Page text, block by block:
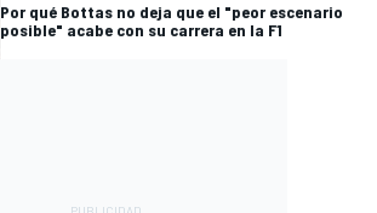
Por qué Bottas no deja que el "peor escenario
posible" acabe con su carrera en la F1